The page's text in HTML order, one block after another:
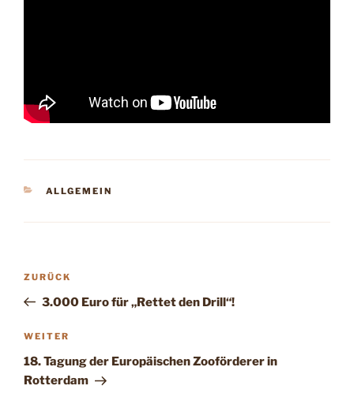
KATEGORIEN
ALLGEMEIN
Beitragsnavigation
Vorheriger
Beitrag
ZURÜCK
3.000 Euro für „Rettet den Drill“!
Nächster
Beitrag
WEITER
18. Tagung der Europäischen Zooförderer in
Rotterdam